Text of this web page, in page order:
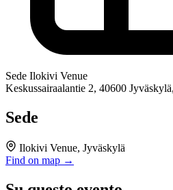
Sede Ilokivi Venue
Keskussairaalantie 2, 40600
Sede
Ilokivi Venue, Jyväskylä
Find on map →